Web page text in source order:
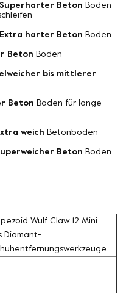
Superharter Beton Boden-
Extra harter Beton Boden
Beton Boden
bis mittlerer
Beton Boden für lange
weich Betonboden
Beton Boden
Wulf Claw 12 Mini
Diamant-